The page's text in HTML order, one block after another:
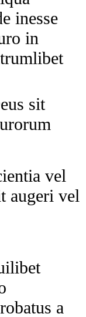
inesse
in
sit
vel
augeri vel
a